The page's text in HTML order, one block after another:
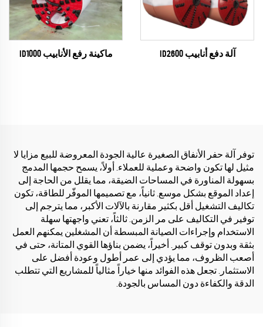
آلة دفع أنابيب ID2600 ماكينة رفع الأنابيب ID1000
توفر آلة حفر الأنفاق الصغيرة عالية الجودة المعروضة للبيع مزايا لا
مثيل لها تكون واضحة وعملية للعملاء. أولاً، يسمح حجمها المدمج
بسهولة المناورة في المساحات الضيقة، مما يقلل من الحاجة إلى
إعداد الموقع بشكل موسع. ثانياً، مع تصميمها الموفّر للطاقة، تكون
تكاليف التشغيل أقل بكثير مقارنة بالآلات الأكبر، مما يترجم إلى
توفير في التكاليف على مر الزمن. ثالثاً، تعني واجهتها سهلة
الاستخدام وإجراءات الصيانة المبسطة أن المشغلين يمكنهم العمل
بثقة وبدون توقف كبير. أخيراً، يضمن بناؤها القوي المتانة، حتى في
أصعب الظروف، مما يؤدي إلى عمر أطول وعودة أفضل على
الاستثمار. تجعل هذه الفوائد منها خياراً مثالياً للمشاريع التي تتطلب
الدقة والكفاءة دون المساس بالجودة.